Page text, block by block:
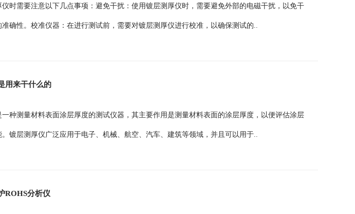
时需要注意以下几点事项：避免干扰：使用镀层测厚仪时，需要避免外部的电磁干扰，以免干
确性。校准仪器：在进行测试前，需要对镀层测厚仪进行校准，以确保测试的..
用来干什么的
种测量材料表面涂层厚度的测试仪器，其主要作用是测量材料表面的涂层厚度，以便评估涂层
。镀层测厚仪广泛应用于电子、机械、航空、汽车、建筑等领域，并且可以用于..
ROHS分析仪